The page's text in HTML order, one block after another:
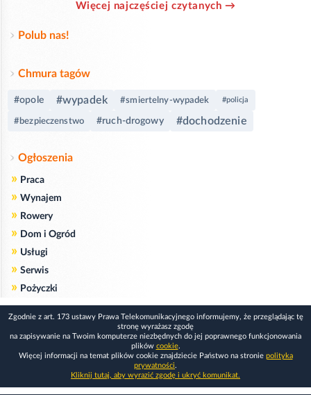
Więcej najczęściej czytanych →
Polub nas!
Chmura tagów
#opole #wypadek #smiertelny-wypadek #policja
#bezpieczenstwo #ruch-drogowy #dochodzenie
Ogłoszenia
» Praca
» Wynajem
» Rowery
» Dom i Ogród
» Usługi
» Serwis
» Pożyczki
Zgodnie z art. 173 ustawy Prawa Telekomunikacyjnego informujemy, że przeglądając tę
stronę wyrażasz zgodę
na zapisywanie na Twoim komputerze niezbędnych do jej poprawnego funkcjonowania
plików cookie.
Więcej informacji na temat plików cookie znajdziecie Państwo na stronie polityka
prywatności.
Kliknij tutaj, aby wyrazić zgodę i ukryć komunikat.